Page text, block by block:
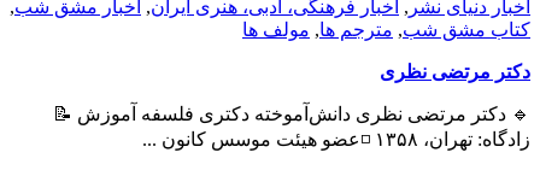
اخبار دنیای نشر , اخبار فرهنگی، ادبی، هنری ایران, اخبار مشق شب,
کتاب مشق شب, مترجم ها, مولف ها
دکتر مرتضی نظری
🔹 دکتر مرتضی نظری دانش‌آموخته دکتری فلسفه آموزش 📝
زادگاه: تهران، ۱۳۵۸ ◽عضو هیئت موسس کانون ...